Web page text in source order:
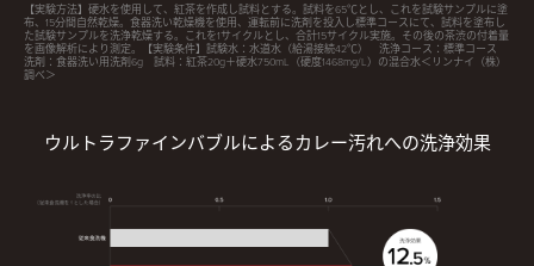
【実験方法】硬水を使用して、紅茶を作成し試料とする。試料を65℃とし、これを試験サンプルに塗
布、15分間自然乾燥。食器洗い乾燥機を使用、運転前に洗剤を投入し標準コースにて、試料を塗布し
た試験サンプルを洗浄乾燥する。これを1サイクルとし、合計15サイクル実施。その後の茶渋の付着量
を画像解析により測定。【実験条件】試験水：水道水（給湯接続42℃） 洗浄コース：標準コース
洗剤：食器洗い用洗剤6g 試料：紅茶20g＋硬水750mL（硬度1468mg/L）の混合水＜リンナイ（株）
調べ＞
ウルトラファインバブルによるカレー汚れへの洗浄効果